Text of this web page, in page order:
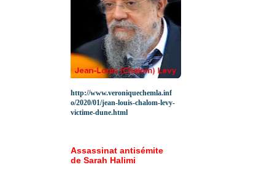
http://www.veroniquechemla.inf
o/2020/01/jean-louis-chalom-levy-
victime-dune.html
Assassinat antisémite
de Sarah Halimi